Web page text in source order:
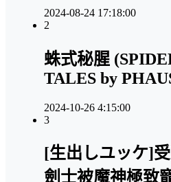
2024-08-24 17:18:00
2
蛛式秘腥
TALES by
2024-10-26 4:15:00
3
[生出しユッケ]
劍士被魔神極致